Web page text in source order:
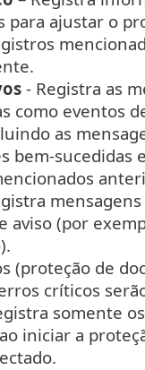
para ajustar o
- Registra as
como eventos
as
bem-sucedidas
aviso (por
(proteção de
críticos
somente
iniciar a